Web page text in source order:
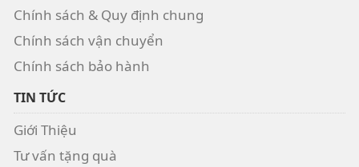
Chính sách & Quy định chung
Chính sách vận chuyển
Chính sách bảo hành
TIN TỨC
Giới Thiệu
Tư vấn tặng quà